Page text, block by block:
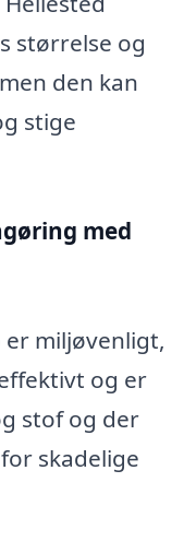
størrelse og
den kan
stige
med
miljøvenligt,
og er
stof og der
skadelige